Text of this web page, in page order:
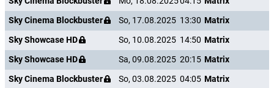
Sky Cinema Blockbuster
So, 17.08.2025 13:30 Matrix
Sky Showcase HD
So, 10.08.2025 14:50 Matrix
Sky Showcase HD
Sa, 09.08.2025 20:15 Matrix
Sky Cinema Blockbuster
So, 03.08.2025 04:05 Matrix